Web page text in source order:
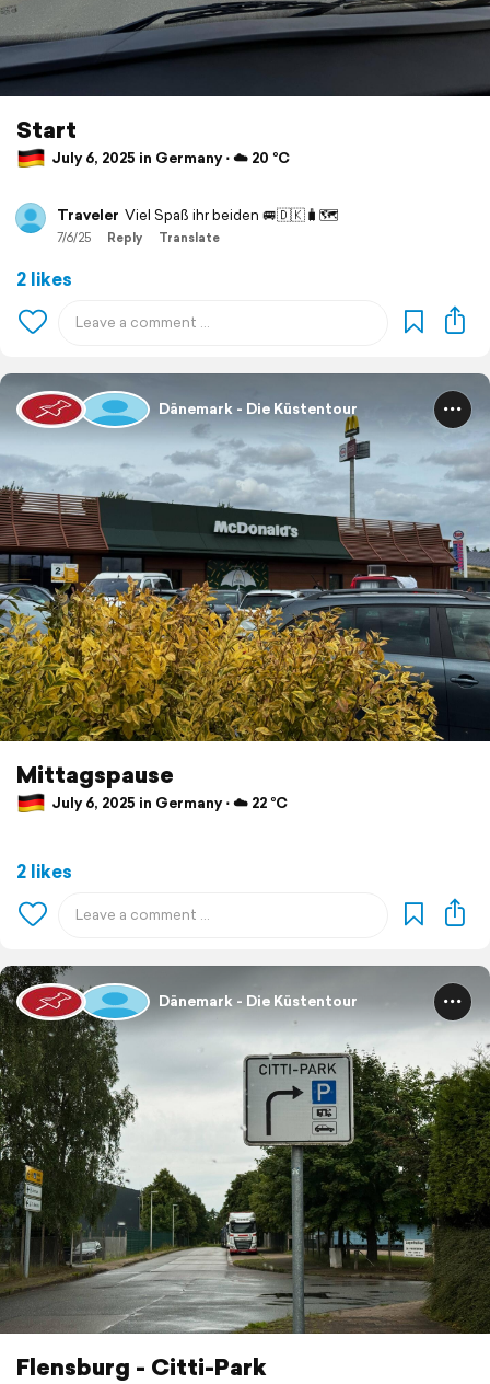
Start
July 6, 2025 in Germany ⋅ ☁️ 20 °C
Traveler Viel Spaß ihr beiden 🚐🇩🇰🧳🗺️
7/6/25 Reply Translate
2 likes
Dänemark - Die Küstentour
Mittagspause
July 6, 2025 in Germany ⋅ ☁️ 22 °C
2 likes
Dänemark - Die Küstentour
Flensburg - Citti-Park